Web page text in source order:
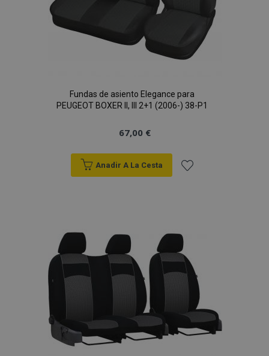
Fundas de asiento Elegance para
PEUGEOT BOXER II, III 2+1 (2006-) 38-P1
67,00 €
Anadir A La Cesta
Lista
de
Deseos